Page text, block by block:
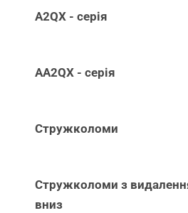
A2QX - серія
AA2QX - серія
Стружколоми
Стружколоми з
вниз